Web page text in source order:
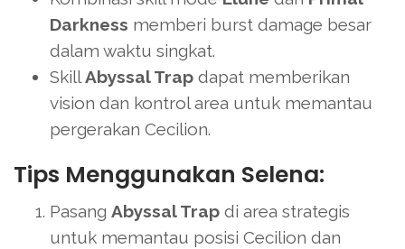
Darkness memberi burst damage besar
dalam waktu singkat.
SkillAbyssal Trap dapat memberikan
vision dan kontrol area untuk memantau
pergerakan Cecilion.
Tips Menggunakan Selena:
Pasang Abyssal Trap di area strategis
untuk memantau posisi Cecilion dan